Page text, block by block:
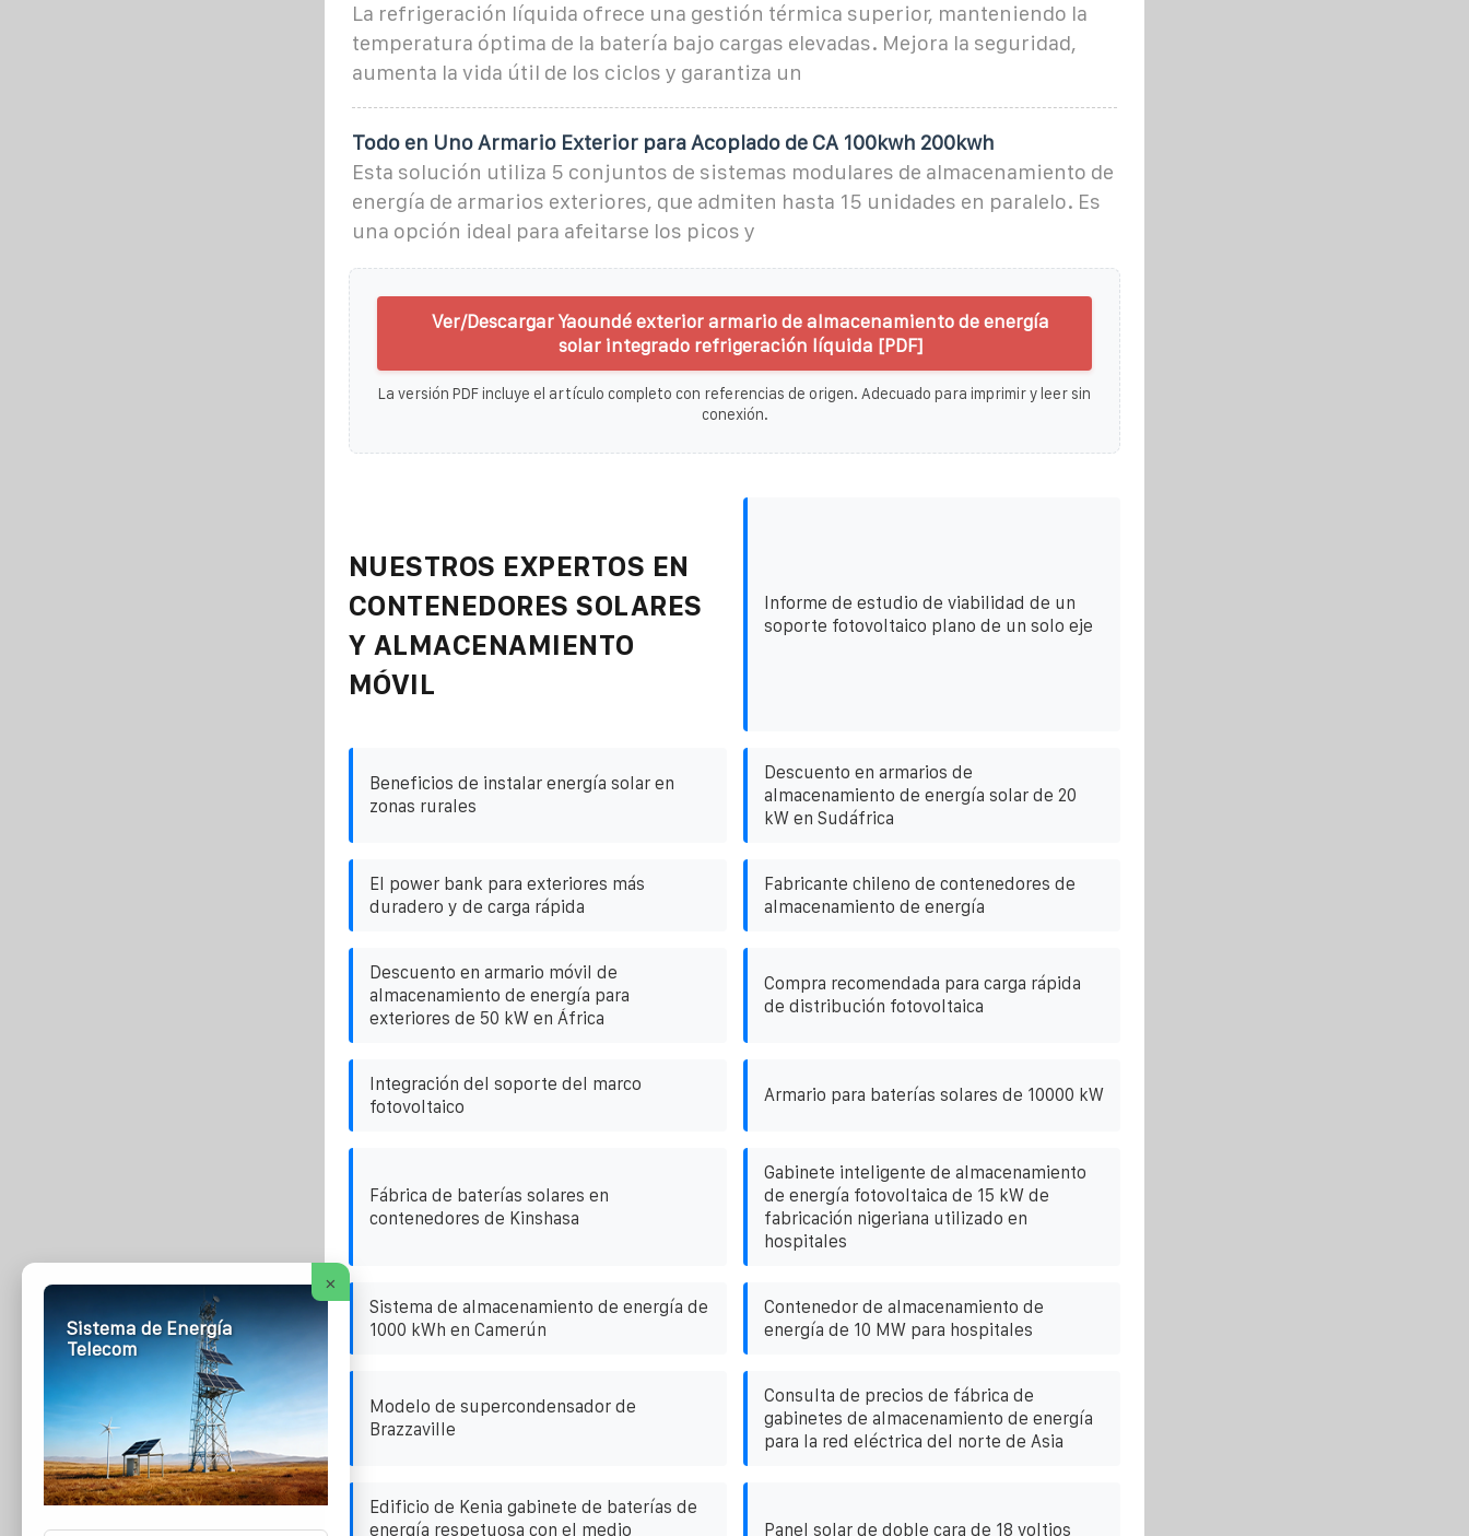
La refrigeración líquida ofrece una gestión térmica superior, manteniendo la
temperatura óptima de la batería bajo cargas elevadas. Mejora la seguridad,
aumenta la vida útil de los ciclos y garantiza un
Todo en Uno Armario Exterior para Acoplado de CA 100kwh 200kwh
Esta solución utiliza 5 conjuntos de sistemas modulares de almacenamiento de
energía de armarios exteriores, que admiten hasta 15 unidades en paralelo. Es
una opción ideal para afeitarse los picos y
Ver/Descargar Yaoundé exterior armario de almacenamiento de energía
solar integrado refrigeración líquida [PDF]
La versión PDF incluye el artículo completo con referencias de origen. Adecuado para imprimir y leer sin
conexión.
NUESTROS EXPERTOS EN
CONTENEDORES SOLARES
Y ALMACENAMIENTO
MÓVIL
Informe de estudio de viabilidad de un
soporte fotovoltaico plano de un solo eje
Beneficios de instalar energía solar en
zonas rurales
Descuento en armarios de
almacenamiento de energía solar de 20
kW en Sudáfrica
El power bank para exteriores más
duradero y de carga rápida
Fabricante chileno de contenedores de
almacenamiento de energía
Descuento en armario móvil de
almacenamiento de energía para
exteriores de 50 kW en África
Compra recomendada para carga rápida
de distribución fotovoltaica
Integración del soporte del marco
fotovoltaico
Armario para baterías solares de 10000 kW
Fábrica de baterías solares en
contenedores de Kinshasa
Gabinete inteligente de almacenamiento
de energía fotovoltaica de 15 kW de
fabricación nigeriana utilizado en
hospitales
Sistema de almacenamiento de energía de
1000 kWh en Camerún
Contenedor de almacenamiento de
energía de 10 MW para hospitales
Modelo de supercondensador de
Brazzaville
Consulta de precios de fábrica de
gabinetes de almacenamiento de energía
para la red eléctrica del norte de Asia
Edificio de Kenia gabinete de baterías de
energía respetuosa con el medio
Panel solar de doble cara de 18 voltios
×
Sistema de Energía
Telecom